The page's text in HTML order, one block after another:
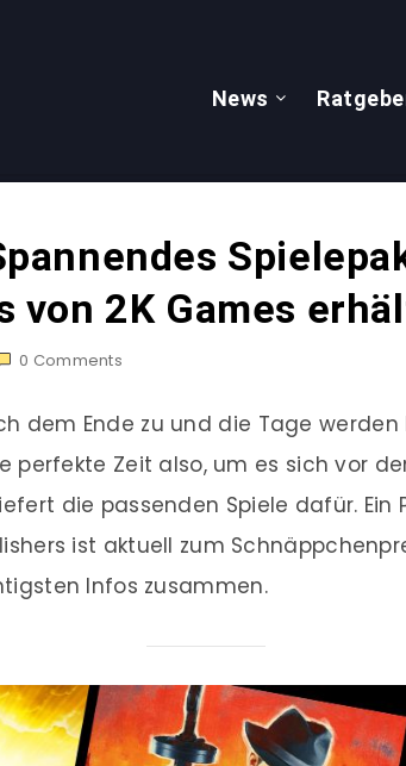
News
von 2K Games
0 Comments
dem Ende zu und die Tage
perfekte Zeit also, um es sich vor
die passenden Spiele dafür. Ein
ist aktuell zum
Infos zusammen.